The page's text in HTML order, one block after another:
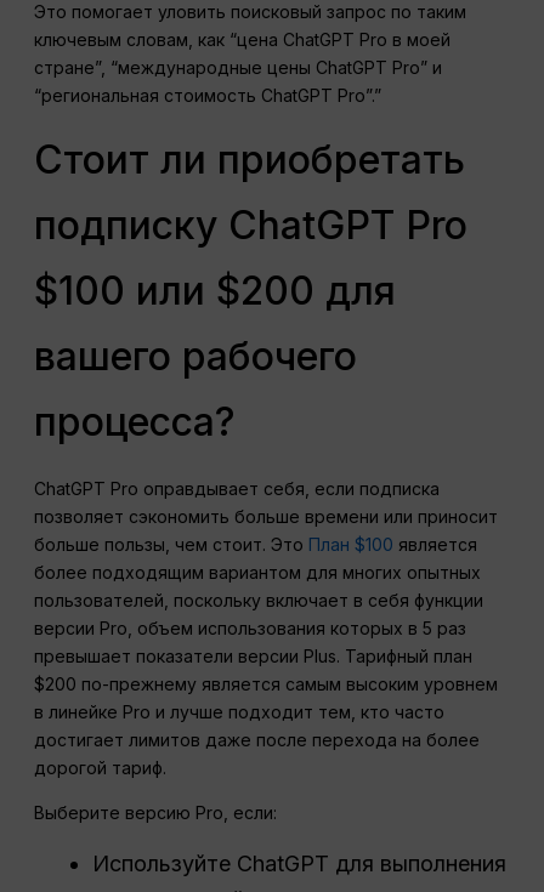
Это помогает уловить поисковый запрос по таким
ключевым словам, как “цена ChatGPT Pro в моей
стране”, “международные цены ChatGPT Pro” и
“региональная стоимость ChatGPT Pro”.”
Стоит ли приобретать
подписку ChatGPT Pro
$100 или $200 для
вашего рабочего
процесса?
ChatGPT Pro оправдывает себя, если подписка
позволяет сэкономить больше времени или приносит
больше пользы, чем стоит. Это План $100 является
более подходящим вариантом для многих опытных
пользователей, поскольку включает в себя функции
версии Pro, объем использования которых в 5 раз
превышает показатели версии Plus. Тарифный план
$200 по-прежнему является самым высоким уровнем
в линейке Pro и лучше подходит тем, кто часто
достигает лимитов даже после перехода на более
дорогой тариф.
Выберите версию Pro, если:
Используйте ChatGPT для выполнения